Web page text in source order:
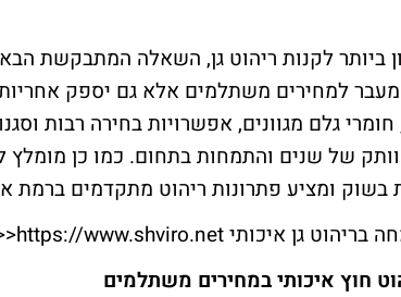
ביותר לקנות ריהוט גן, השאלה המתבקשת
למחירים משתלמים אלא גם יספק
גלם מגוונים, אפשרויות בחירה רבות
וותק של שנים והתמחות בתחום. כמו כן
בשוק ומציע פתרונות ריהוט מתקדמים ברמת
בריהוט גן איכותיhttps://www.shviro.net
חוץ איכותי במחירים משתלמים